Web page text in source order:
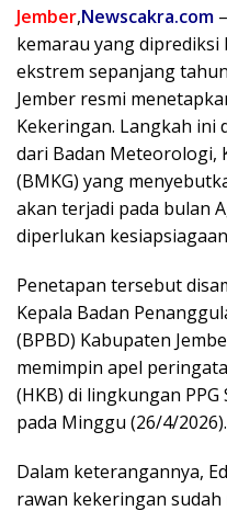
Jember,Newscakra.com
kemarau yang
ekstrem sepanjang
Jember resmi
Kekeringan. Langkah ini
dari Badan Meteorologi,
(BMKG) yang
akan terjadi pada bulan
diperlukan
Penetapan tersebut
Kepala Badan
(BPBD) Kabupaten
memimpin apel
(HKB) di lingkungan PPG
pada Minggu (26/4/2026).
Dalam keterangannya,
rawan kekeringan